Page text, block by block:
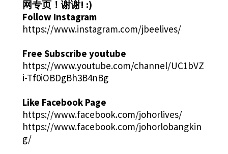
网专页！谢谢! :)
Follow Instagram
https://www.instagram.com/jbeelives/
Free Subscribe youtube
https://www.youtube.com/channel/UC1bVZ
i-Tf0iOBDgBh3B4nBg
Like Facebook Page
https://www.facebook.com/johorlives/
https://www.facebook.com/johorlobangkin
g/